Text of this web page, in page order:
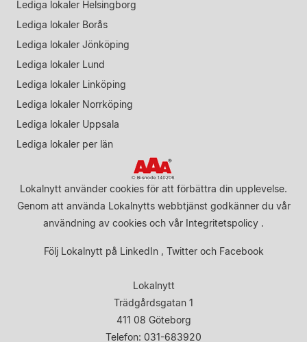
Lediga lokaler Helsingborg
Lediga lokaler Borås
Lediga lokaler Jönköping
Lediga lokaler Lund
Lediga lokaler Linköping
Lediga lokaler Norrköping
Lediga lokaler Uppsala
Lediga lokaler per län
Lokalnytt använder cookies för att förbättra din upplevelse.
Genom att använda Lokalnytts webbtjänst godkänner du vår
användning av cookies och vår Integritetspolicy .
Följ Lokalnytt på LinkedIn, Twitteroch Facebook
Lokalnytt
Trädgårdsgatan 1
411 08 Göteborg
Telefon: 031-683920